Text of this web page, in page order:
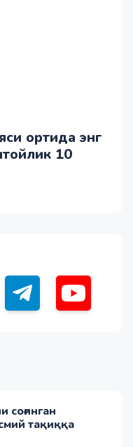
ортида энг
10
соғинган
тақиққа